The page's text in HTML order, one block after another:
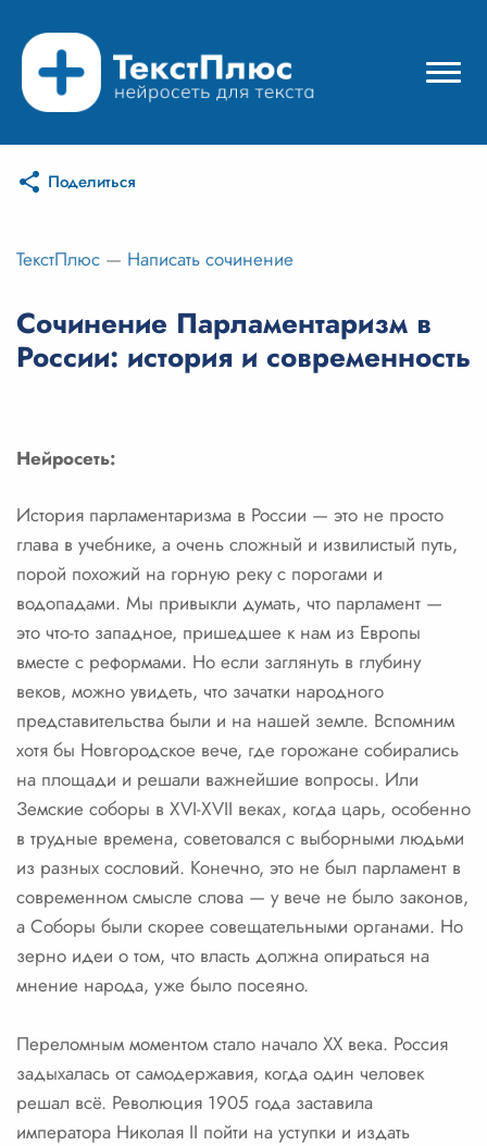
Режимы нейросети
Цены
Вход
Вход с Telegram
Поделиться
ТекстПлюс — Написать сочинение
Сочинение Парламентаризм в
России: история и современность
Нейросеть:
История парламентаризма в России — это не просто
глава в учебнике, а очень сложный и извилистый путь,
порой похожий на горную реку с порогами и
водопадами. Мы привыкли думать, что парламент —
это что-то западное, пришедшее к нам из Европы
вместе с реформами. Но если заглянуть в глубину
веков, можно увидеть, что зачатки народного
представительства были и на нашей земле. Вспомним
хотя бы Новгородское вече, где горожане собирались
на площади и решали важнейшие вопросы. Или
Земские соборы в XVI-XVII веках, когда царь, особенно
в трудные времена, советовался с выборными людьми
из разных сословий. Конечно, это не был парламент в
современном смысле слова — у вече не было законов,
а Соборы были скорее совещательными органами. Но
зерно идеи о том, что власть должна опираться на
мнение народа, уже было посеяно.
Переломным моментом стало начало XX века. Россия
задыхалась от самодержавия, когда один человек
решал всё. Революция 1905 года заставила
императора Николая II пойти на уступки и издать